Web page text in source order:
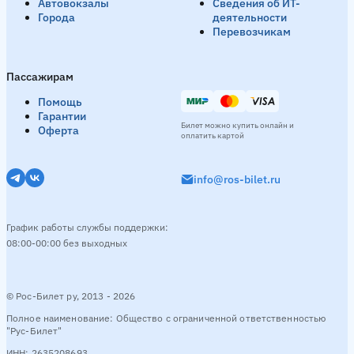
Автовокзалы
Города
Пассажирам
Помощь
Гарантии
Оферта
Сведения об ИТ-
деятельности
Перевозчикам
© Рос-Билет ру, 2013 - 2026
Полное наименование: Общество с ограниченной ответственностью
"Рус-Билет"
info@ros-bilet.ru
График работы службы поддержки:
08:00-00:00 без выходных
Билет можно купить онлайн и
оплатить картой